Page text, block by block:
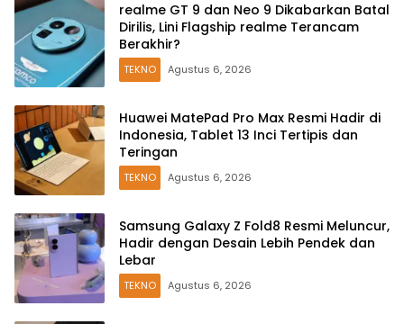
realme GT 9 dan Neo 9 Dikabarkan Batal
Dirilis, Lini Flagship realme Terancam
Berakhir?
TEKNO Agustus 6, 2026
Huawei MatePad Pro Max Resmi Hadir di
Indonesia, Tablet 13 Inci Tertipis dan
Teringan
TEKNO Agustus 6, 2026
Samsung Galaxy Z Fold8 Resmi Meluncur,
Hadir dengan Desain Lebih Pendek dan
Lebar
TEKNO Agustus 6, 2026